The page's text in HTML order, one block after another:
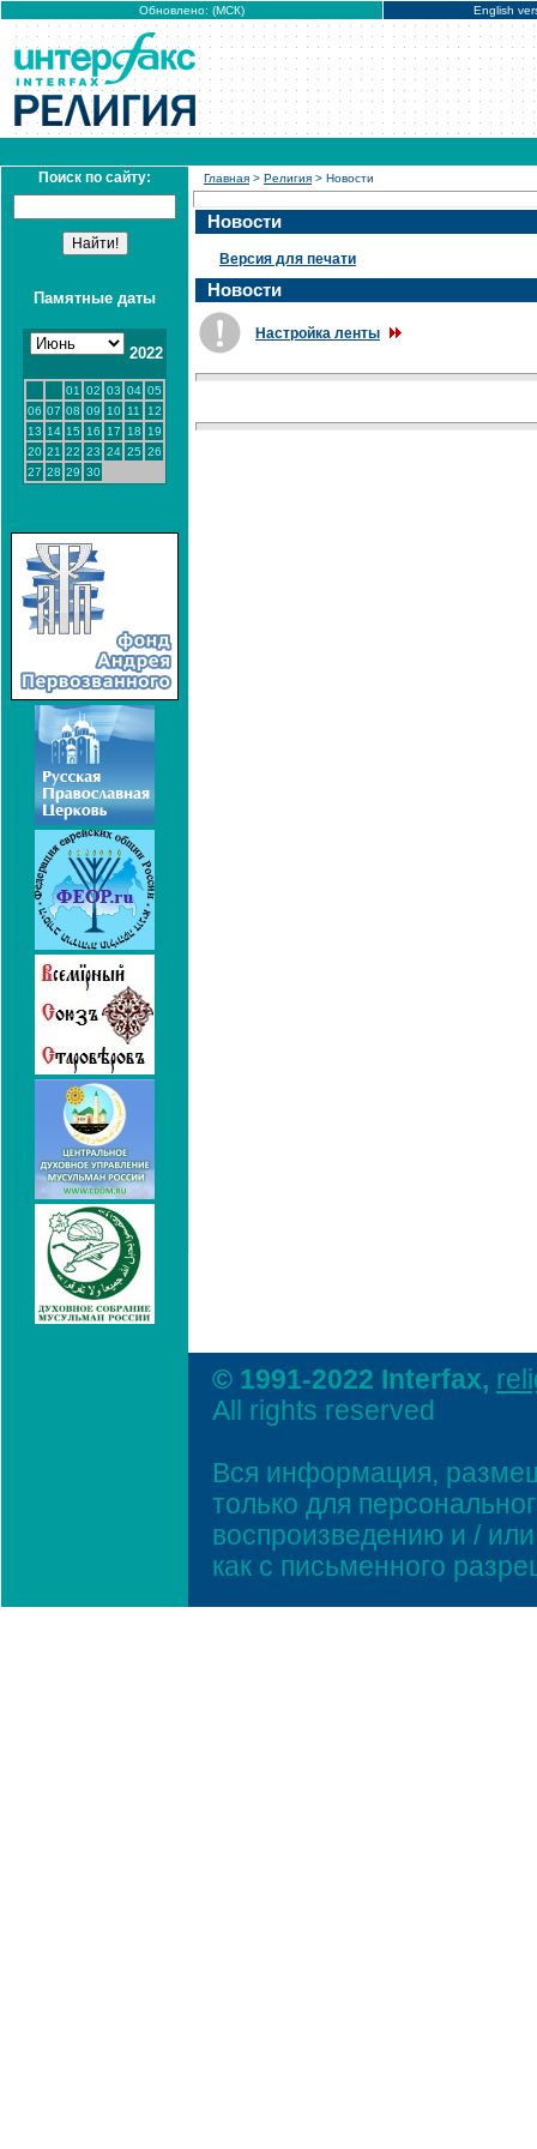
Обновлено: (МСК) English
Поиск по сайту:
Памятные даты
2022
01 02 03 04 05
06 07 08 09 10 11
12
13 14 15 16 17 18
19
20 21 22 23 24 25 26
27 28 29 30
Главная > Религия > Новости
Новости
Версия для печати
Новости
Настройка ленты
© 1991-2022 Interfax,
All rights reserved
Вся информация,
только для
воспроизведению и /
как с письменного